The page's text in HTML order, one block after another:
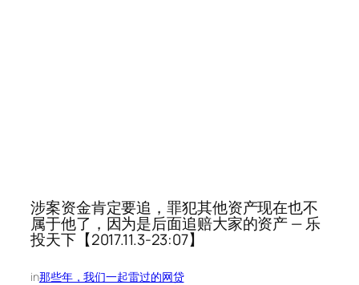
涉案资金肯定要追，罪犯其他资产现在也不
属于他了，因为是后面追赔大家的资产 — 乐
投天下【2017.11.3-23:07】
in那些年，我们一起雷过的网贷